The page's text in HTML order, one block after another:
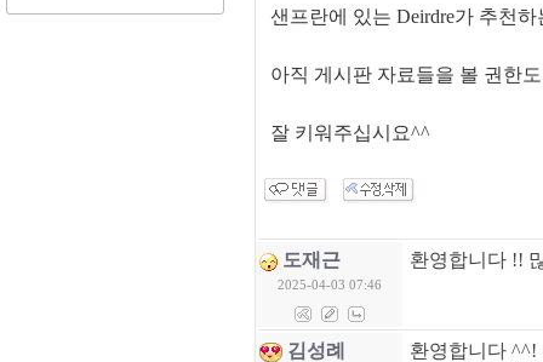
샌프란에 있는 Deirdre가 추천
아직 게시판 자료들을 볼 권한
잘 키워주십시요^^
도재근
2025-04-03 07:46
환영합니다 !!
김성례 환영합니다 ^^!